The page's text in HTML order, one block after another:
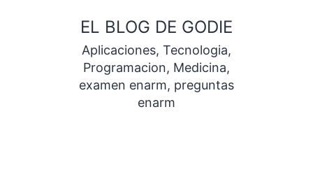
contenido
EL BLOG DE GODIE
Aplicaciones, Tecnologia,
Programacion, Medicina,
examen enarm, preguntas
enarm